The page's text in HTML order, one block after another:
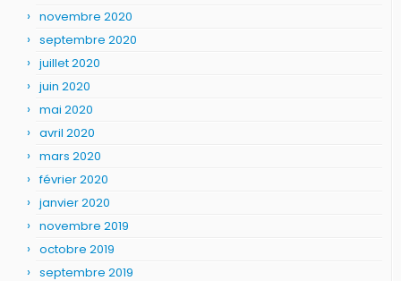
novembre 2020
septembre 2020
juillet 2020
juin 2020
mai 2020
avril 2020
mars 2020
février 2020
janvier 2020
novembre 2019
octobre 2019
septembre 2019